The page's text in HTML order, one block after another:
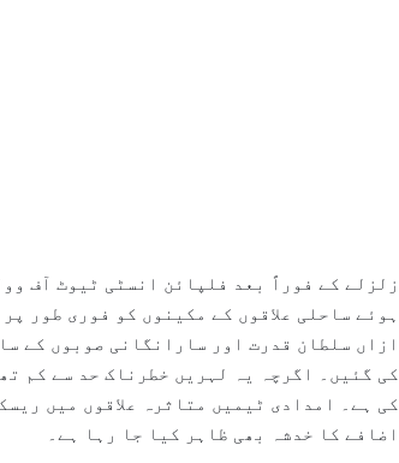
زلزلے کے فوراً بعد فلپائن انسٹی ٹیوٹ آف
ہوئے ساحلی علاقوں کے مکینوں کو فوری طور
ازاں سلطان قدرت اور سارانگانی صوبوں کے
کی گئیں۔ اگرچہ یہ لہریں خطرناک حد سے کم
کی ہے۔ امدادی ٹیمیں متاثرہ علاقوں میں
اضافے کا خدشہ بھی ظاہر کیا جا رہا ہے۔